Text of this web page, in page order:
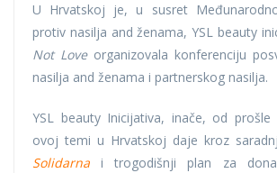
U Hrvatskoj je, u susret
protiv nasilja and ženama, YSL beauty
Not Love organizovala konferenciju
nasilja and ženama i partnerskog nasilja.
YSL beauty Inicijativa, inače, od prošle
ovoj temi u Hrvatskoj daje kroz
Solidarna i trogodišnji plan za